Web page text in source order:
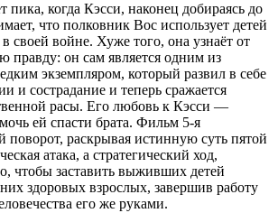
пика, когда Кэсси, наконец добираясь до
что полковник Вос использует детей
своей войне. Хуже того, она узнаёт от
он сам является одним из
экземпляром, который развил в себе
и сострадание и теперь сражается
расы. Его любовь к Кэсси —
ей спасти брата. Фильм 5-я
поворот, раскрывая истинную суть пятой
атака, а стратегический ход,
чтобы заставить выживших детей
здоровых взрослых, завершив работу
его же руками.